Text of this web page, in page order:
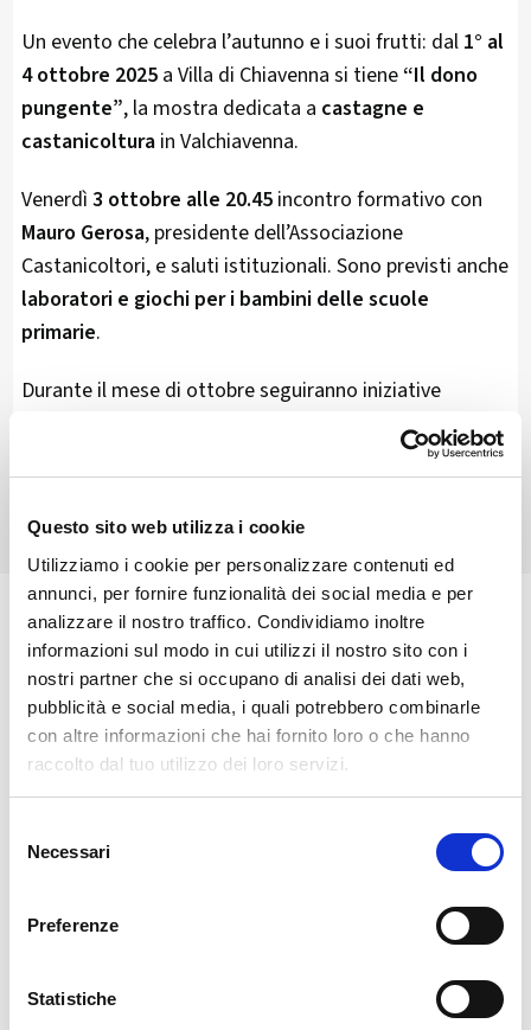
Questo sito web utilizza i cookie
Utilizziamo i cookie per personalizzare contenuti ed
annunci, per fornire funzionalità dei social media e per
analizzare il nostro traffico. Condividiamo inoltre
informazioni sul modo in cui utilizzi il nostro sito con i
nostri partner che si occupano di analisi dei dati web,
pubblicità e social media, i quali potrebbero combinarle
con altre informazioni che hai fornito loro o che hanno
raccolto dal tuo utilizzo dei loro servizi.
delNecessari
Preferenze
Statistiche
Un evento che celebra l’autunno e i suoi frutti: dal 1° al
4 ottobre 2025a Villa di Chiavenna si tiene “Il dono
pungente”, la mostra dedicata a castagne e
castanicolturain Valchiavenna.
Venerdì 3 ottobre alle 20.45incontro formativo con
Mauro Gerosa, presidente dell’Associazione
Castanicoltori, e saluti istituzionali. Sono previsti anche
laboratori e giochi per i bambini delle scuole
primarie.
Durante il mese di ottobre seguiranno iniziative
“Alla ricerca delle
🏘️ Scopri il comune di Villa
Di Chiavenna